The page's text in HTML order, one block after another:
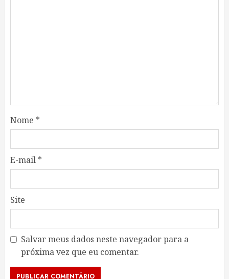
Nome *
E-mail *
Site
Salvar meus dados neste navegador para a
próxima vez que eu comentar.